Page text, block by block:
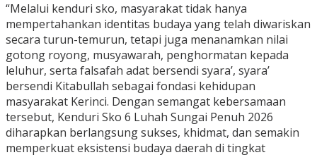
“Melalui kenduri sko, masyarakat tidak hanya
mempertahankan identitas budaya yang telah diwariskan
secara turun-temurun, tetapi juga menanamkan nilai
gotong royong, musyawarah, penghormatan kepada
leluhur, serta falsafah adat bersendi syara’, syara’
bersendi Kitabullah sebagai fondasi kehidupan
masyarakat Kerinci. Dengan semangat kebersamaan
tersebut, Kenduri Sko 6 Luhah Sungai Penuh 2026
diharapkan berlangsung sukses, khidmat, dan semakin
memperkuat eksistensi budaya daerah di tingkat